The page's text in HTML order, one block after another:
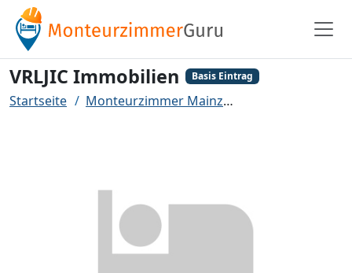
VRLJIC Immobilien Basis Eintrag
Startseite Monteurzimmer Mainz